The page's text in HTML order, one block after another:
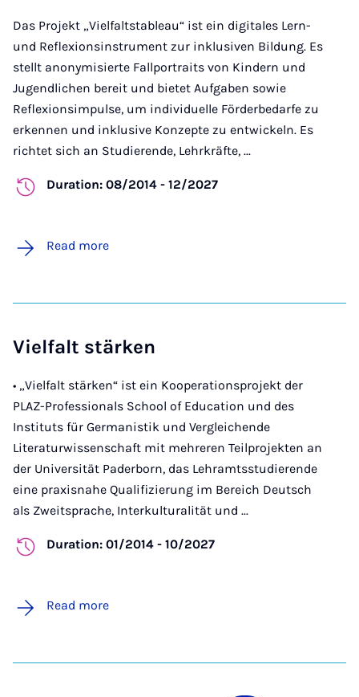
Das Projekt „Vielfaltstableau“ ist ein digitales Lern-
und Reflexionsinstrument zur inklusiven Bildung. Es
stellt anonymisierte Fallportraits von Kindern und
Jugendlichen bereit und bietet Aufgaben sowie
Reflexionsimpulse, um individuelle Förderbedarfe zu
erkennen und inklusive Konzepte zu entwickeln. Es
richtet sich an Studierende, Lehrkräfte, ...
Duration: 08/2014 - 12/2027
Read more
Vielfalt stärken
• „Vielfalt stärken“ ist ein Kooperationsprojekt der
PLAZ-Professionals School of Education und des
Instituts für Germanistik und Vergleichende
Literaturwissenschaft mit mehreren Teilprojekten an
der Universität Paderborn, das Lehramtsstudierende
eine praxisnahe Qualifizierung im Bereich Deutsch
als Zweitsprache, Interkulturalität und ...
Duration: 01/2014 - 10/2027
Read more